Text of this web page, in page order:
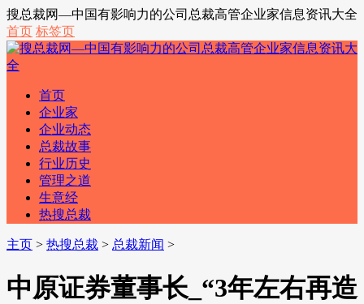
搜总裁网—中国有影响力的公司总裁高管企业家信息资讯大全
首页 标签页
首页
企业家
企业动态
总裁故事
行业历史
管理之道
生意经
热搜总裁
主页 > 热搜总裁 > 总裁新闻 >
中原证券董事长_“3年左右再造